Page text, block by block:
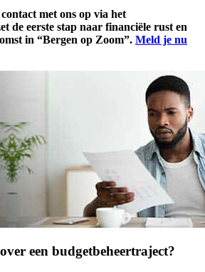
met ons op via het
de eerste stap naar financiële rust en
in “Bergen op Zoom”. Meld je nu
een budgetbeheertraject?